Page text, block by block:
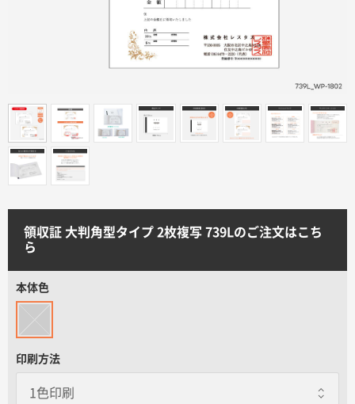
イベントから探す
印刷色から探す
サイトメニュー
ご注文の流れ
データ入稿ガイド
領収証 大判角型タイプ 2枚複写 739Lのご注文はこち
ら
本体色
印刷方法